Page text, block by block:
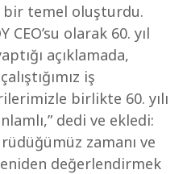
temel oluşturdu.
CEO’su olarak 60. yıl
açıklamada,
iş
birlikte 60. yılı
dedi ve ekledi:
zamanı ve
değerlendirmek